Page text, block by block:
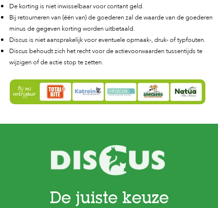
De korting is niet inwisselbaar voor contant geld.
Bij retourneren van (één van) de goederen zal de waarde van de goederen
minus de gegeven korting worden uitbetaald.
Discus is niet aansprakelijk voor eventuele opmaak-, druk- of typfouten.
Discus behoudt zich het recht voor de actievoorwaarden tussentijds te
wijzigen of de actie stop te zetten.
De juiste keuze